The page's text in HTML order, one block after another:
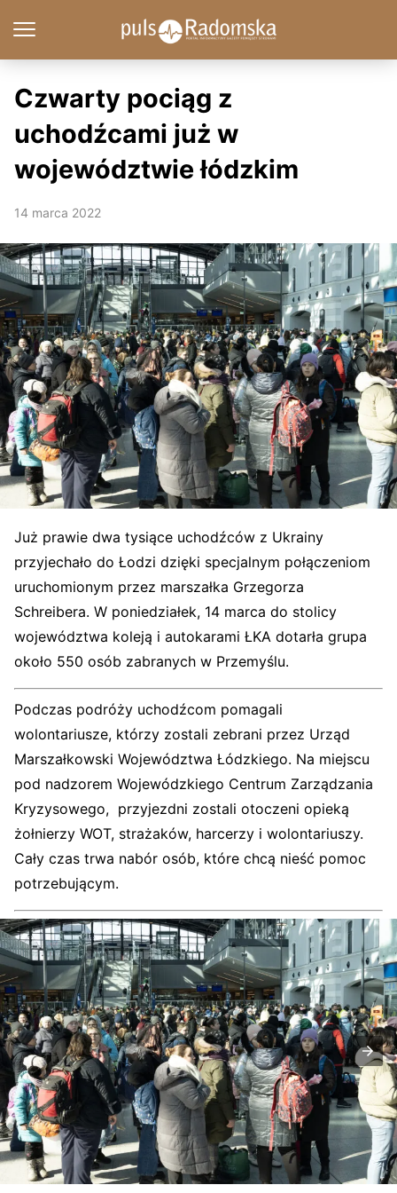
Czwarty pociąg z
uchodźcami już w
województwie łódzkim
14 marca 2022
Już prawie dwa tysiące uchodźców z Ukrainy
przyjechało do Łodzi dzięki specjalnym połączeniom
uruchomionym przez marszałka Grzegorza
Schreibera. W poniedziałek, 14 marca do stolicy
województwa koleją i autokarami ŁKA dotarła grupa
około 550 osób zabranych w Przemyślu.
Podczas podróży uchodźcom pomagali
wolontariusze, którzy zostali zebrani przez Urząd
Marszałkowski Województwa Łódzkiego. Na miejscu
pod nadzorem Wojewódzkiego Centrum Zarządzania
Kryzysowego, przyjezdni zostali otoczeni opieką
żołnierzy WOT, strażaków, harcerzy i wolontariuszy.
Cały czas trwa nabór osób, które chcą nieść pomoc
potrzebującym.